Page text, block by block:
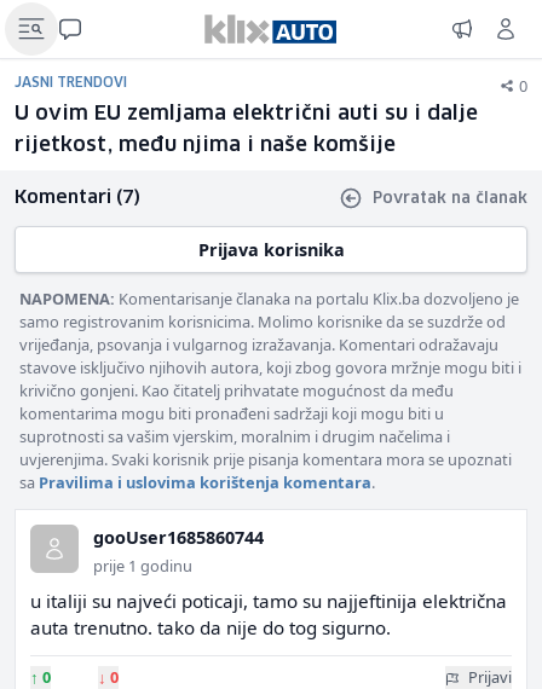
JASNI TRENDOVI 0
U ovim EU zemljama električni auti su i dalje
rijetkost, među njima i naše komšije
Komentari (7) Povratak na članak
Prijava korisnika
NAPOMENA: Komentarisanje članaka na portalu Klix.ba dozvoljeno je
samo registrovanim korisnicima. Molimo korisnike da se suzdrže od
vrijeđanja, psovanja i vulgarnog izražavanja. Komentari odražavaju
stavove isključivo njihovih autora, koji zbog govora mržnje mogu biti i
krivično gonjeni. Kao čitatelj prihvatate mogućnost da među
komentarima mogu biti pronađeni sadržaji koji mogu biti u
suprotnosti sa vašim vjerskim, moralnim i drugim načelima i
uvjerenjima. Svaki korisnik prije pisanja komentara mora se upoznati
sa Pravilima i uslovima korištenja komentara.
gooUser1685860744
prije 1 godinu
u italiji su najveći poticaji, tamo su najjeftinija električna
auta trenutno. tako da nije do tog sigurno.
↑ 0 ↓ 0 Prijavi